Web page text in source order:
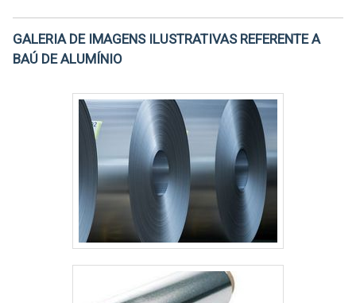
GALERIA DE IMAGENS ILUSTRATIVAS REFERENTE A
BAÚ DE ALUMÍNIO